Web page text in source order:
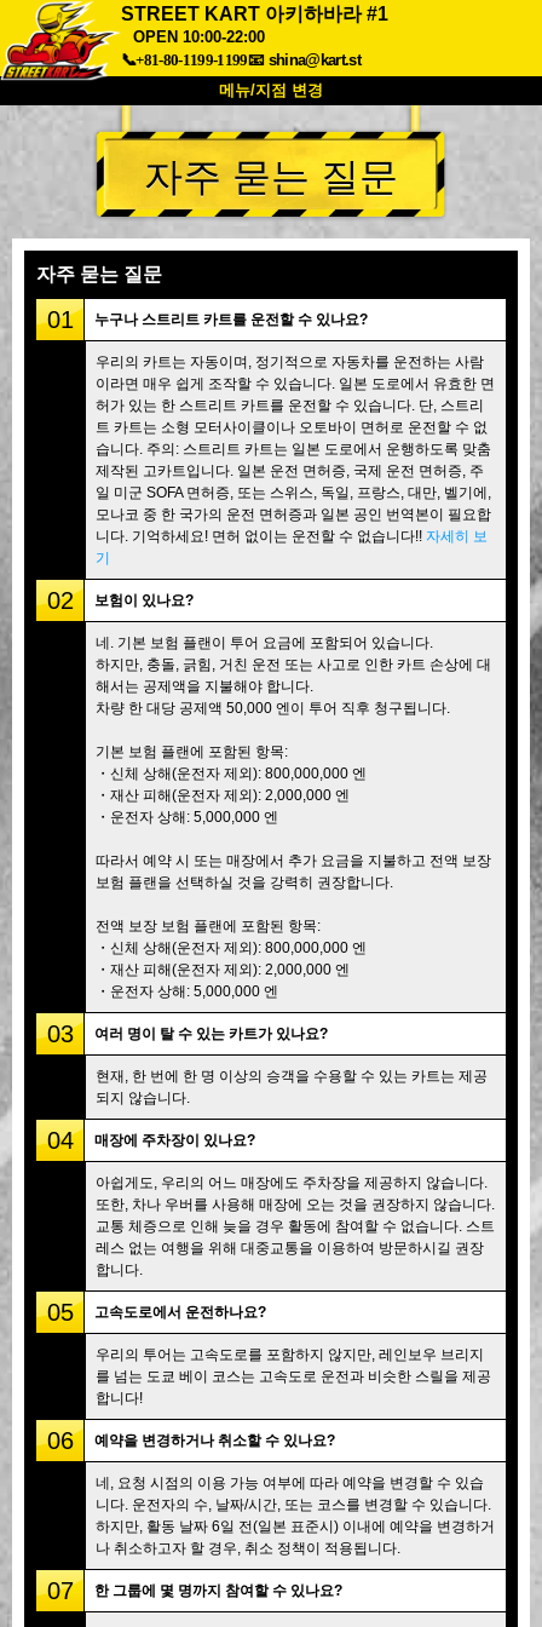
STREET KART 아키하바라 #1
OPEN 10:00-22:00
📞+81-80-1199-1199📧 shina@kart.st
메뉴/지점 변경
소개 사양 가격
접근성 고객 리뷰 자주 묻는 질문
도쿄 시나가와 #1 도쿄 아키하바라#1
도쿄 아키하바라#2 도쿄 시부야
도쿄 시부야 애넥스 도쿄 베이
도쿄 아사쿠사 오사카
오키나와
자주 묻는 질문
자주 묻는 질문
01 누구나 스트리트 카트를 운전할 수 있나요?
우리의 카트는 자동이며, 정기적으로 자동차를 운전하는 사람
이라면 매우 쉽게 조작할 수 있습니다. 일본 도로에서 유효한 면
허가 있는 한 스트리트 카트를 운전할 수 있습니다. 단, 스트리
트 카트는 소형 모터사이클이나 오토바이 면허로 운전할 수 없
습니다. 주의: 스트리트 카트는 일본 도로에서 운행하도록 맞춤
제작된 고카트입니다. 일본 운전 면허증, 국제 운전 면허증, 주
일 미군 SOFA 면허증, 또는 스위스, 독일, 프랑스, 대만, 벨기에,
모나코 중 한 국가의 운전 면허증과 일본 공인 번역본이 필요합
니다. 기억하세요! 면허 없이는 운전할 수 없습니다!! 자세히 보
기
02 보험이 있나요?
네. 기본 보험 플랜이 투어 요금에 포함되어 있습니다.
하지만, 충돌, 긁힘, 거친 운전 또는 사고로 인한 카트 손상에 대
해서는 공제액을 지불해야 합니다.
차량 한 대당 공제액 50,000 엔이 투어 직후 청구됩니다.
기본 보험 플랜에 포함된 항목:
・신체 상해(운전자 제외): 800,000,000 엔
・재산 피해(운전자 제외): 2,000,000 엔
・운전자 상해: 5,000,000 엔
따라서 예약 시 또는 매장에서 추가 요금을 지불하고 전액 보장
보험 플랜을 선택하실 것을 강력히 권장합니다.
전액 보장 보험 플랜에 포함된 항목:
・신체 상해(운전자 제외): 800,000,000 엔
・재산 피해(운전자 제외): 2,000,000 엔
・운전자 상해: 5,000,000 엔
03 여러 명이 탈 수 있는 카트가 있나요?
현재, 한 번에 한 명 이상의 승객을 수용할 수 있는 카트는 제공
되지 않습니다.
04 매장에 주차장이 있나요?
아쉽게도, 우리의 어느 매장에도 주차장을 제공하지 않습니다.
또한, 차나 우버를 사용해 매장에 오는 것을 권장하지 않습니다.
교통 체증으로 인해 늦을 경우 활동에 참여할 수 없습니다. 스트
레스 없는 여행을 위해 대중교통을 이용하여 방문하시길 권장
합니다.
05 고속도로에서 운전하나요?
우리의 투어는 고속도로를 포함하지 않지만, 레인보우 브리지
를 넘는 도쿄 베이 코스는 고속도로 운전과 비슷한 스릴을 제공
합니다!
06 예약을 변경하거나 취소할 수 있나요?
네, 요청 시점의 이용 가능 여부에 따라 예약을 변경할 수 있습
니다. 운전자의 수, 날짜/시간, 또는 코스를 변경할 수 있습니다.
하지만, 활동 날짜 6일 전(일본 표준시) 이내에 예약을 변경하거
나 취소하고자 할 경우, 취소 정책이 적용됩니다.
07 한 그룹에 몇 명까지 참여할 수 있나요?